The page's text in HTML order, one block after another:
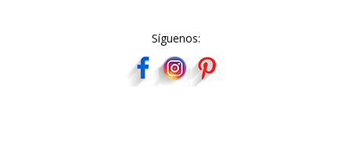
Síguenos: